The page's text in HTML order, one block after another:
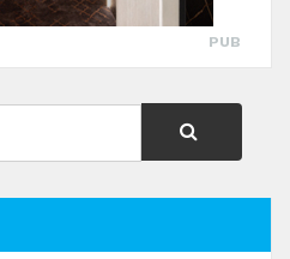
PUB